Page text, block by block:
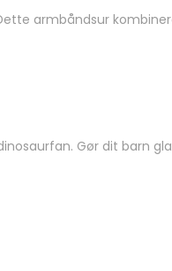
armbåndsur
Gør dit barn